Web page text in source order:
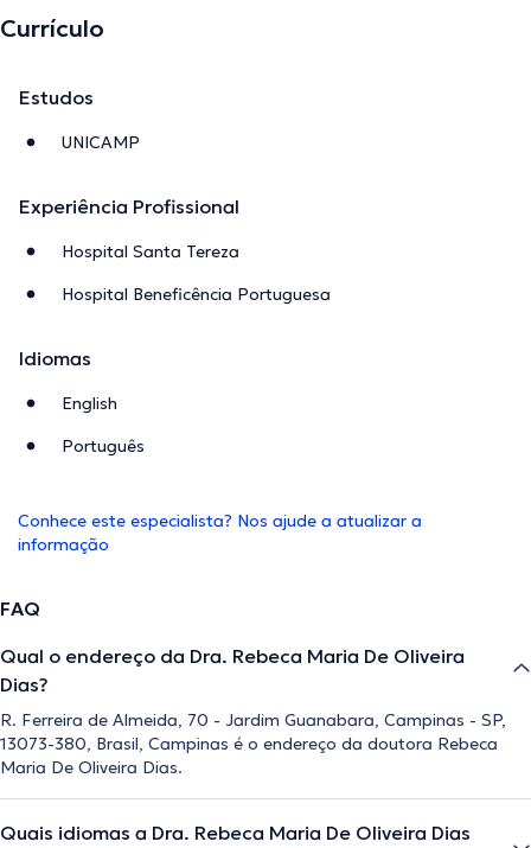
Currículo
Estudos
UNICAMP
Experiência Profissional
Hospital Santa Tereza
Hospital Beneficência Portuguesa
Idiomas
English
Português
Conhece este especialista? Nos ajude a atualizar a
informação
FAQ
Qual o endereço da Dra. Rebeca Maria De Oliveira
Dias?
R. Ferreira de Almeida, 70 - Jardim Guanabara, Campinas - SP,
13073-380, Brasil, Campinas é o endereço da doutora Rebeca
Maria De Oliveira Dias.
Quais idiomas a Dra. Rebeca Maria De Oliveira Dias